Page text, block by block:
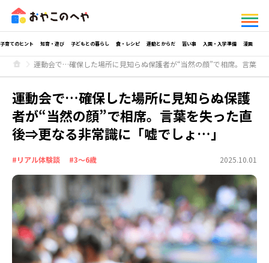
子育てのヒント 知育・遊び 子どもとの暮らし 食・レシピ 運動とからだ 習い事 入園・入学準備 漫画
運動会で…確保した場所に見知らぬ保護者が“当然の顔”で相席。言葉
運動会で…確保した場所に見知らぬ保護
者が“当然の顔”で相席。言葉を失った直
後⇒更なる非常識に「嘘でしょ…」
#リアル体験談 #3～6歳 2025.10.01